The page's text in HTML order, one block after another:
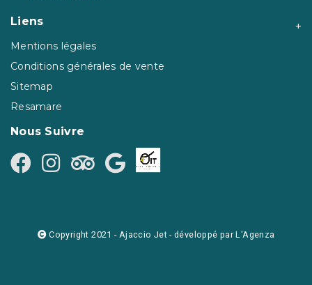
Liens
Mentions légales
Conditions générales de vente
Sitemap
Resamare
Nous Suivre
Copyright 2021 - Ajaccio Jet - développé parL'Agenza